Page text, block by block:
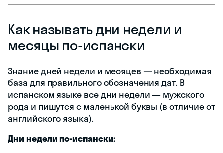
Как называть дни недели и
месяцы по-испански
Знание дней недели и месяцев — необходимая
база для правильного обозначения дат. В
испанском языке все дни недели — мужского
рода и пишутся с маленькой буквы (в отличие от
английского языка).
Дни недели по-испански: